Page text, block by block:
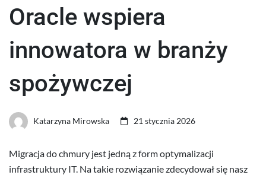
Oracle wspiera
innowatora w branży
spożywczej
Katarzyna Mirowska 21 stycznia 2026
Migracja do chmury jest jedną z form optymalizacji
infrastruktury IT. Na takie rozwiązanie zdecydował się nasz